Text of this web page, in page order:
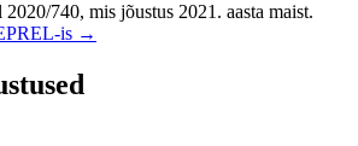
740, mis jõustus 2021. aasta maist.
is →